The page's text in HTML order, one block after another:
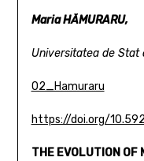
Maria HĂMURARU,
Universitatea de Stat
02_Hamuraru
https://doi.org/
THE EVOLUTION OF